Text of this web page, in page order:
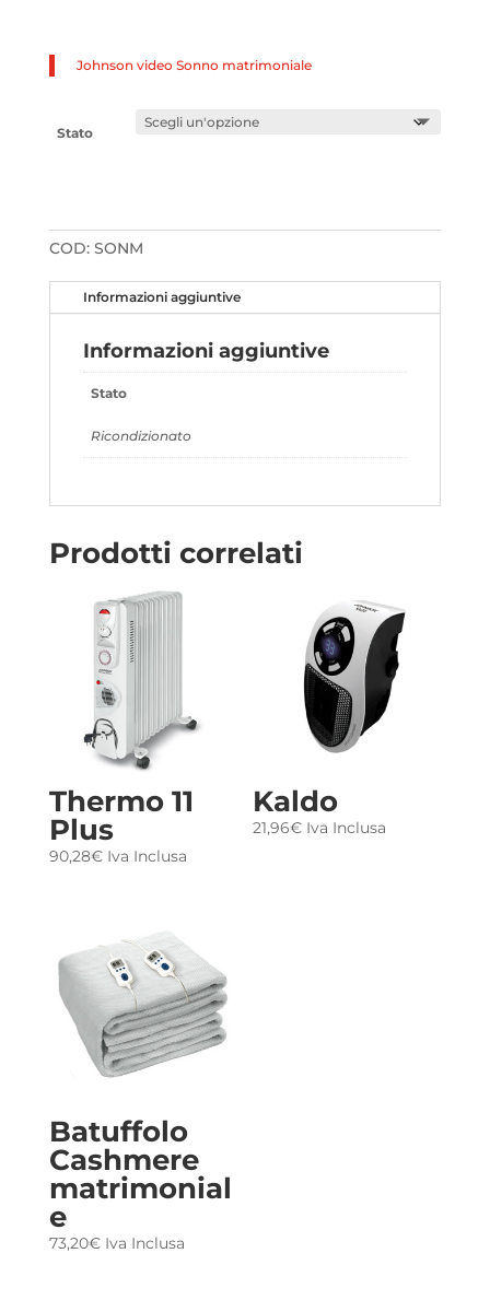
Johnson video Sonno matrimoniale
Stato
COD: SONM
Informazioni aggiuntive
Informazioni aggiuntive
Stato
Ricondizionato
Prodotti correlati
Thermo 11
Plus
90,28€ Iva Inclusa
Kaldo
21,96€ Iva Inclusa
Batuffolo
Cashmere
matrimonial
e
73,20€ Iva Inclusa